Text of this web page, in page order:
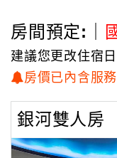
房間預定:｜
建議您更改住宿
房價已內含服
銀河雙人房